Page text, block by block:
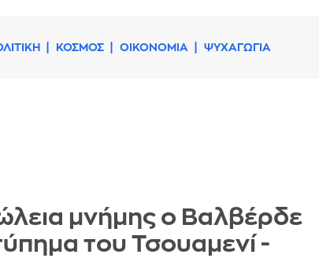
ΚΟΣΜΟΣ ΟΙΚΟΝΟΜΙΑ ΨΥΧΑΓΩΓΙΑ
μνήμης ο Βαλβέρδε
του Τσουαμενί -